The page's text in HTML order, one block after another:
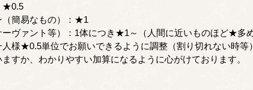
★0.5
簡易なもの）：★1
ヴァント等）：1体につき★1～（人間に近いものほど★多
様★0.5単位でお願いできるように調整（割り切れない時等
すか、わかりやすい加算になるように心がけております。